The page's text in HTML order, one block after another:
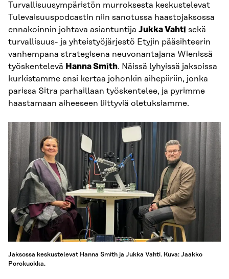
Turvallisuusympäristön murroksesta keskustelevat
Tulevaisuuspodcastin niin sanotussa haastojaksossa
ennakoinnin johtava asiantuntija Jukka Vahti sekä
turvallisuus- ja yhteistyöjärjestö Etyjin pääsihteerin
vanhempana strategisena neuvonantajana Wienissä
työskentelevä Hanna Smith. Näissä lyhyissä jaksoissa
kurkistamme ensi kertaa johonkin aihepiiriin, jonka
parissa Sitra parhaillaan työskentelee, ja pyrimme
haastamaan aiheeseen liittyviä oletuksiamme.
Jaksossa keskustelevat Hanna Smith ja Jukka Vahti. Kuva: Jaakko
Porokuokka.